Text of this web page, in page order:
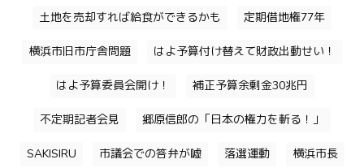
土地を売却すれば給食ができるかも 定期借地権77年
横浜市旧市庁舎問題 はよ予算付け替えて財政出動せい！
はよ予算委員会開け！ 補正予算余剰金30兆円
不定期記者会見 郷原信郎の「日本の権力を斬る！」
SAKISIRU 市議会での答弁が嘘 落選運動 横浜市長